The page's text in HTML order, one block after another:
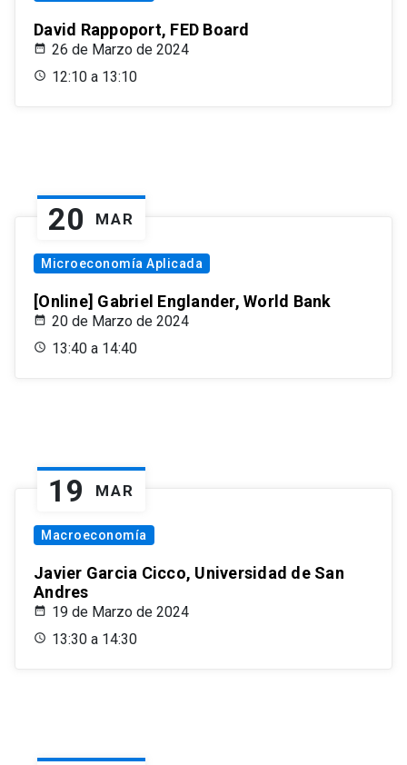
David Rappoport, FED Board
26 de Marzo de 2024
12:10 a 13:10
20 MAR
Microeconomía Aplicada
[Online] Gabriel Englander, World Bank
20 de Marzo de 2024
13:40 a 14:40
19 MAR
Macroeconomía
Javier Garcia Cicco, Universidad de San
Andres
19 de Marzo de 2024
13:30 a 14:30